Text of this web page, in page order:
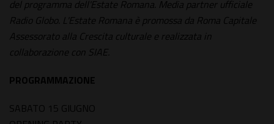
del programma dell'Estate Romana. Media partner ufficiale
Radio Globo. L'Estate Romana è promossa da Roma Capitale
Assessorato alla Crescita culturale e realizzata in
collaborazione con SIAE.
PROGRAMMAZIONE
SABATO 15 GIUGNO